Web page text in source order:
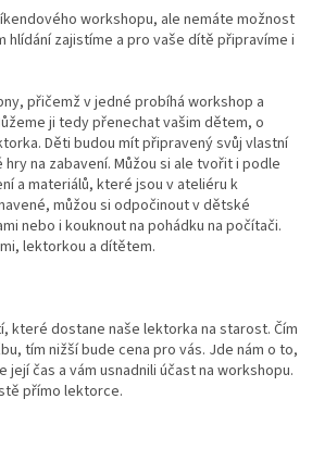
workshopu, ale nemáte možnost
hlídání zajistíme a pro vaše dítě připravíme i
přičemž v jedné probíhá workshop a
ji tedy přenechat vašim dětem, o
Děti budou mít připravený svůj vlastní
na zabavení. Můžou si ale tvořit i podle
a materiálů, které jsou v ateliéru k
můžou si odpočinout v dětské
nebo i kouknout na pohádku na počítači.
lektorkou a dítětem.
které dostane naše lektorka na starost. Čím
tím nižší bude cena pro vás. Jde nám o to,
čas a vám usnadnili účast na workshopu.
přímo lektorce.